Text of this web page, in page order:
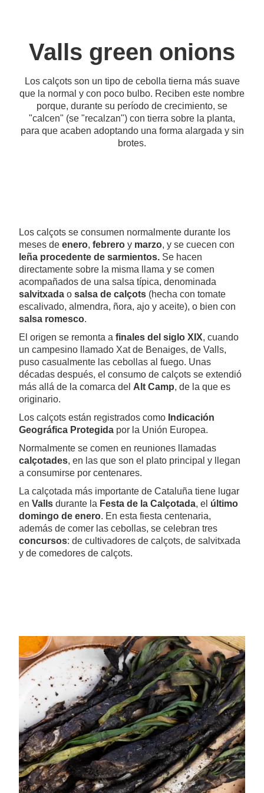
Valls green onions
Los calçots son un tipo de cebolla tierna más suave
que la normal y con poco bulbo. Reciben este nombre
porque, durante su período de crecimiento, se
"calcen" (se "recalzan") con tierra sobre la planta,
para que acaben adoptando una forma alargada y sin
brotes.
Los calçots se consumen normalmente durante los
meses de enero, febrero y marzo, y se cuecen con
leña procedente de sarmientos. Se hacen
directamente sobre la misma llama y se comen
acompañados de una salsa típica, denominada
salvitxada o salsa de calçots (hecha con tomate
escalivado, almendra, ñora, ajo y aceite), o bien con
salsa romesco.
El origen se remonta a finales del siglo XIX, cuando
un campesino llamado Xat de Benaiges, de Valls,
puso casualmente las cebollas al fuego. Unas
décadas después, el consumo de calçots se extendió
más allá de la comarca del Alt Camp, de la que es
originario.
Los calçots están registrados como Indicación
Geográfica Protegida por la Unión Europea.
Normalmente se comen en reuniones llamadas
calçotades, en las que son el plato principal y llegan
a consumirse por centenares.
La calçotada más importante de Cataluña tiene lugar
en Valls durante la Festa de la Calçotada, el último
domingo de enero. En esta fiesta centenaria,
además de comer las cebollas, se celebran tres
concursos: de cultivadores de calçots, de salvitxada
y de comedores de calçots.